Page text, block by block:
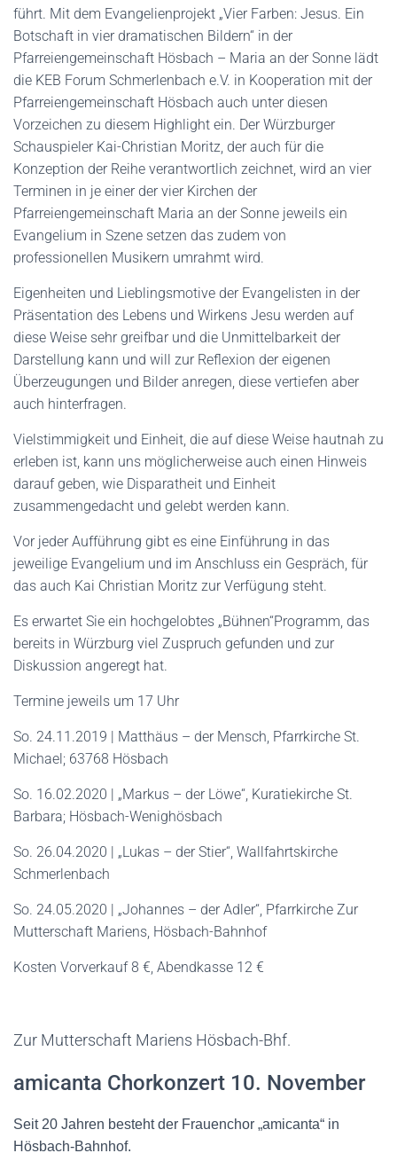
führt. Mit dem Evangelienprojekt „Vier Farben: Jesus. Ein
Botschaft in vier dramatischen Bildern“ in der
Pfarreiengemeinschaft Hösbach – Maria an der Sonne lädt
die KEB Forum Schmerlenbach e.V. in Kooperation mit der
Pfarreiengemeinschaft Hösbach auch unter diesen
Vorzeichen zu diesem Highlight ein. Der Würzburger
Schauspieler Kai-Christian Moritz, der auch für die
Konzeption der Reihe verantwortlich zeichnet, wird an vier
Terminen in je einer der vier Kirchen der
Pfarreiengemeinschaft Maria an der Sonne jeweils ein
Evangelium in Szene setzen das zudem von
professionellen Musikern umrahmt wird.
Eigenheiten und Lieblingsmotive der Evangelisten in der
Präsentation des Lebens und Wirkens Jesu werden auf
diese Weise sehr greifbar und die Unmittelbarkeit der
Darstellung kann und will zur Reflexion der eigenen
Überzeugungen und Bilder anregen, diese vertiefen aber
auch hinterfragen.
Vielstimmigkeit und Einheit, die auf diese Weise hautnah zu
erleben ist, kann uns möglicherweise auch einen Hinweis
darauf geben, wie Disparatheit und Einheit
zusammengedacht und gelebt werden kann.
Vor jeder Aufführung gibt es eine Einführung in das
jeweilige Evangelium und im Anschluss ein Gespräch, für
das auch Kai Christian Moritz zur Verfügung steht.
Es erwartet Sie ein hochgelobtes „Bühnen“Programm, das
bereits in Würzburg viel Zuspruch gefunden und zur
Diskussion angeregt hat.
Termine jeweils um 17 Uhr
So. 24.11.2019 | Matthäus – der Mensch, Pfarrkirche St.
Michael; 63768 Hösbach
So. 16.02.2020 | „Markus – der Löwe“, Kuratiekirche St.
Barbara; Hösbach-Wenighösbach
So. 26.04.2020 | „Lukas – der Stier“, Wallfahrtskirche
Schmerlenbach
So. 24.05.2020 | „Johannes – der Adler“, Pfarrkirche Zur
Mutterschaft Mariens, Hösbach-Bahnhof
Kosten Vorverkauf 8 €, Abendkasse 12 €
Zur Mutterschaft Mariens Hösbach-Bhf.
amicanta Chorkonzert 10. November
Seit 20 Jahren besteht der Frauenchor „amicanta“ in
Hösbach-Bahnhof.